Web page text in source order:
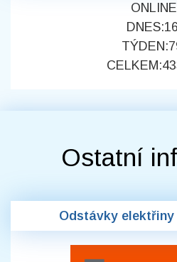
DNES:
TÝDEN:
CELKEM:
Ostatní
Odstávky elektřiny